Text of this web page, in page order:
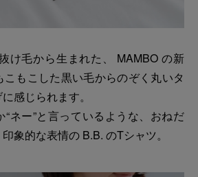
け毛から生まれた、 MAMBO の新
もこした黒い毛からのぞく丸いタ
感じられます。
“ネー”と言っているような、おねだ
象的な表情の B.B. のTシャツ。